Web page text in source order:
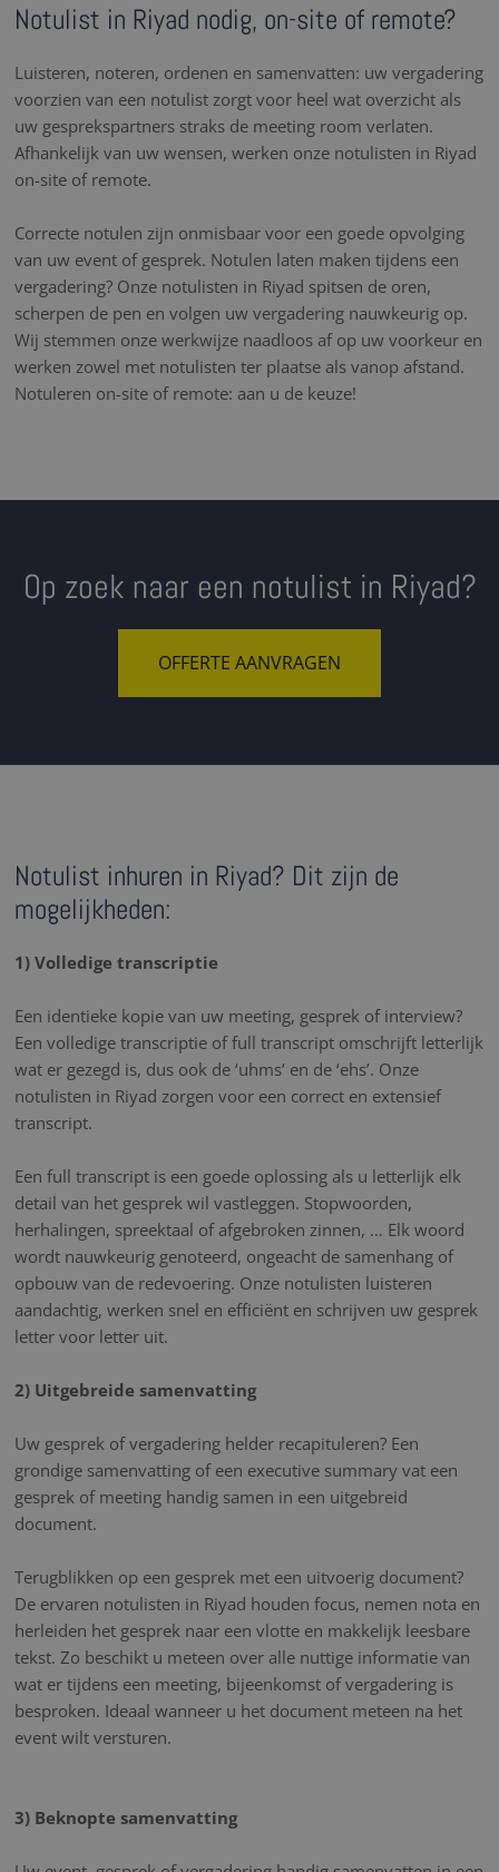
Notulist in Riyad nodig, on-site of remote?
Luisteren, noteren, ordenen en samenvatten: uw vergadering
voorzien van een notulist zorgt voor heel wat overzicht als
uw gesprekspartners straks de meeting room verlaten.
Afhankelijk van uw wensen, werken onze notulisten in Riyad
on-site of remote.
Correcte notulen zijn onmisbaar voor een goede opvolging
van uw event of gesprek. Notulen laten maken tijdens een
vergadering? Onze notulisten in Riyad spitsen de oren,
scherpen de pen en volgen uw vergadering nauwkeurig op.
Wij stemmen onze werkwijze naadloos af op uw voorkeur en
werken zowel met notulisten ter plaatse als vanop afstand.
Notuleren on-site of remote: aan u de keuze!
Op zoek naar een notulist in Riyad?
OFFERTE AANVRAGEN
Notulist inhuren in Riyad? Dit zijn de
mogelijkheden:
1) Volledige transcriptie
Een identieke kopie van uw meeting, gesprek of interview?
Een volledige transcriptie of full transcript omschrijft letterlijk
wat er gezegd is, dus ook de ‘uhms’ en de ‘ehs’. Onze
notulisten in Riyad zorgen voor een correct en extensief
transcript.
Een full transcript is een goede oplossing als u letterlijk elk
detail van het gesprek wil vastleggen. Stopwoorden,
herhalingen, spreektaal of afgebroken zinnen, … Elk woord
wordt nauwkeurig genoteerd, ongeacht de samenhang of
opbouw van de redevoering. Onze notulisten luisteren
aandachtig, werken snel en efficiënt en schrijven uw gesprek
letter voor letter uit.
2) Uitgebreide samenvatting
Uw gesprek of vergadering helder recapituleren? Een
grondige samenvatting of een executive summary vat een
gesprek of meeting handig samen in een uitgebreid
document.
Terugblikken op een gesprek met een uitvoerig document?
De ervaren notulisten in Riyad houden focus, nemen nota en
herleiden het gesprek naar een vlotte en makkelijk leesbare
tekst. Zo beschikt u meteen over alle nuttige informatie van
wat er tijdens een meeting, bijeenkomst of vergadering is
besproken. Ideaal wanneer u het document meteen na het
event wilt versturen.
3) Beknopte samenvatting